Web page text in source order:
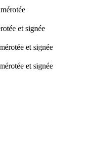
et signée
et signée
et signée